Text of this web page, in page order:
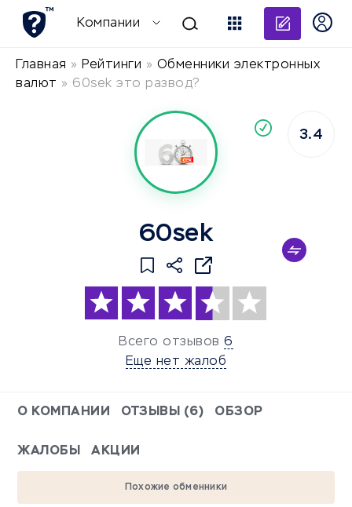
Компании
Главная » Рейтинги » Обменники электронных
валют » 60sek это развод?
60sek
Всего отзывов 6
Еще нет жалоб
3.4
компания
О КОМПАНИИ ОТЗЫВЫ (6) ОБЗОР
ЖАЛОБЫ АКЦИИ
Похожие обменники